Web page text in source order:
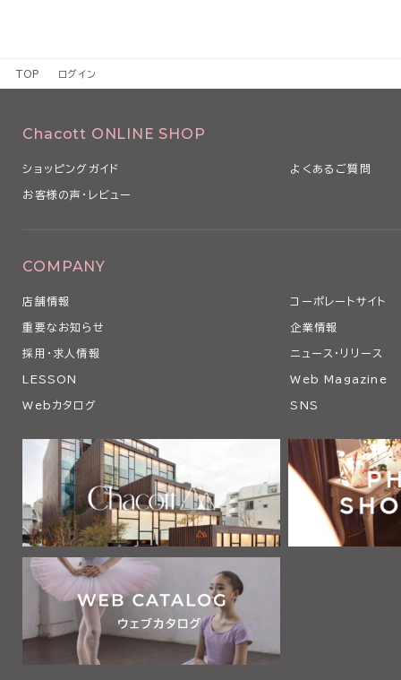
TOP ログイン
Chacott ONLINE SHOP
ショッピングガイド よくあるご質問
お客様の声・レビュー
COMPANY
店舗情報 コーポレートサイト
重要なお知らせ 企業情報
採用・求人情報 ニュース・リリース
LESSON Web Magazine
Webカタログ SNS